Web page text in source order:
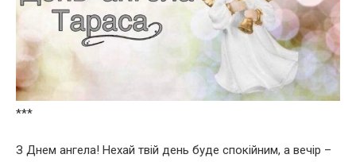
***
З Днем ангела! Нехай твій день буде спокійним, а вечір –